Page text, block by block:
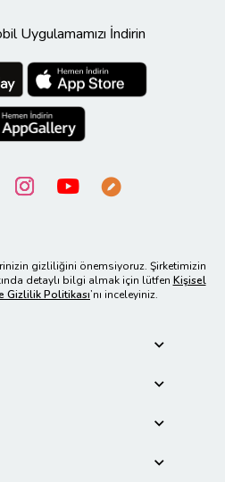
Uygulamamızı İndirin
gizliliğini önemsiyoruz. Şirketimizin
detaylı bilgi almak için lütfen Kişisel
Gizlilik Politikası’nı inceleyiniz.